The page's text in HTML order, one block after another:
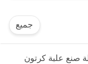
جميع
صنع علبة كرتون